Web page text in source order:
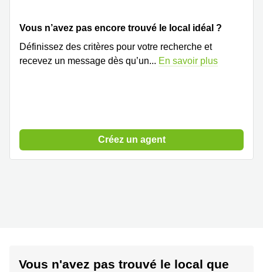
Vous n’avez pas encore trouvé le local idéal ?
Définissez des critères pour votre recherche et
recevez un message dès qu’un... En savoir plus
Créez un agent
Vous n'avez pas trouvé le local que